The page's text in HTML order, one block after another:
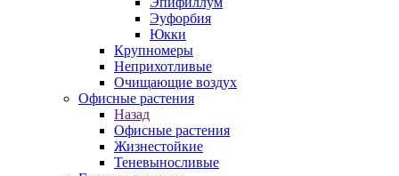
Эуфорбия
Юкки
Крупномеры
Неприхотливые
Очищающие воздух
Офисные растения
Назад
Офисные растения
Жизнестойкие
Теневыносливые